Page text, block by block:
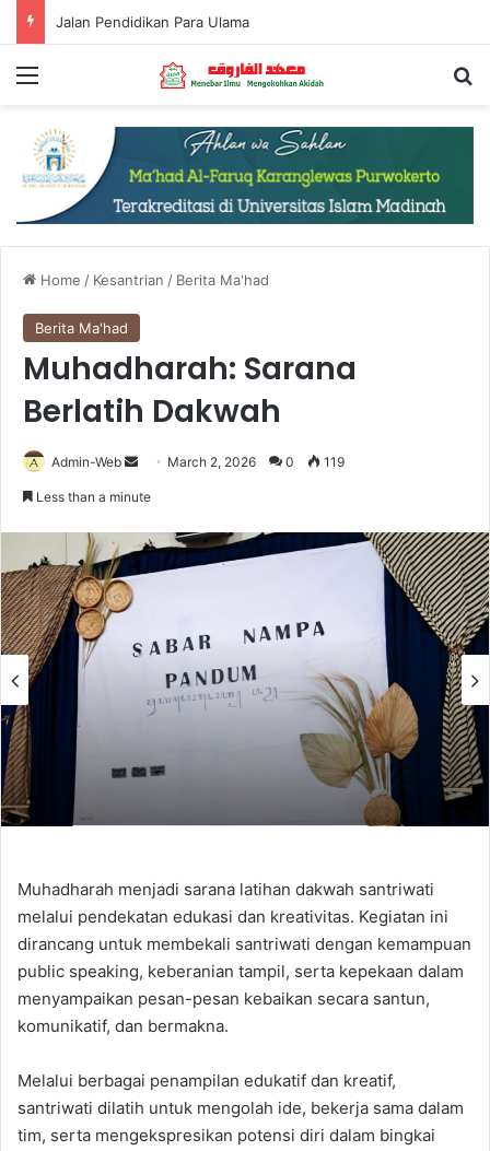
Menjadi Muslim yang Bermanfaat
Menu
Home / Kesantrian / Berita Ma'had
Berita Ma'had
Muhadharah: Sarana
Berlatih Dakwah
Admin-Web
Send March 2, 2026 0 119
Less than a minute
Muhadharah menjadi sarana latihan dakwah santriwati
melalui pendekatan edukasi dan kreativitas. Kegiatan ini
dirancang untuk membekali santriwati dengan kemampuan
public speaking, keberanian tampil, serta kepekaan dalam
menyampaikan pesan-pesan kebaikan secara santun,
komunikatif, dan bermakna.
Melalui berbagai penampilan edukatif dan kreatif,
santriwati dilatih untuk mengolah ide, bekerja sama dalam
tim, serta mengekspresikan potensi diri dalam bingkai